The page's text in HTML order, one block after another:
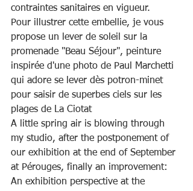
contraintes sanitaires en vigueur.
Pour illustrer cette embellie, je vous
propose un lever de soleil sur la
promenade "Beau Séjour", peinture
inspirée d'une photo de Paul Marchetti
qui adore se lever dès potron-minet
pour saisir de superbes ciels sur les
plages de La Ciotat
A little spring air is blowing through
my studio, after the postponement of
our exhibition at the end of September
at Pérouges, finally an improvement:
An exhibition perspective at the